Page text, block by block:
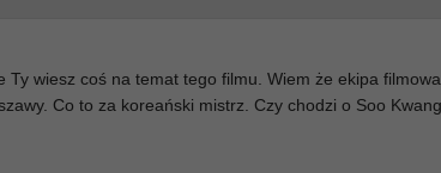
Ty wiesz coś na temat tego filmu. Wiem że ekipa filmowa
Co to za koreański mistrz. Czy chodzi o Soo